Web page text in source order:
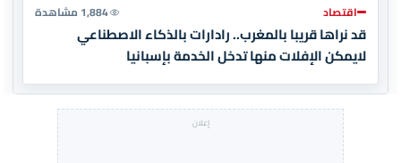
اقتصاد 1,884 مشاهدة
قد نراها قريبا بالمغرب.. رادارات بالذكاء الاصطناعي
لايمكن الإفلات منها تدخل الخدمة بإسبانيا